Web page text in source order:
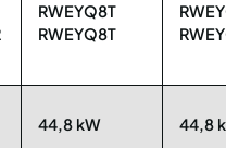
RWEYQ8T
RWEYQ8T
44,8 kW 44,8